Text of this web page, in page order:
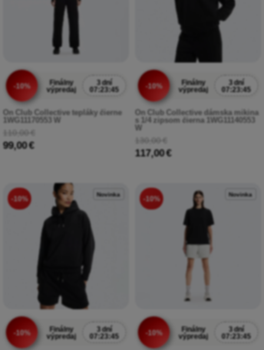
-10%
Finálny
výpredaj
3 dní
07:23:43
On Club Collective tepláky čierne
1WG11170553 W
110,00 €
99,00 €
-10%
Finálny
výpredaj
3 dní
07:23:43
On Club Collective dámska mikina
s 1/4 zipsom čierna 1WG11140553
W
130,00 €
117,00 €
-10%
Novinka
-10%
Finálny
výpredaj
3 dní
07:23:43
-10%
Novinka
-10%
Finálny
výpredaj
3 dní
07:23:43